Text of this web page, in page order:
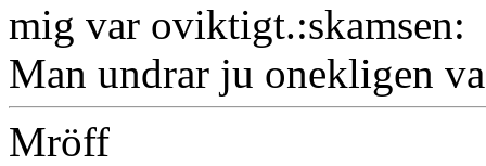
mig var oviktigt.:skamsen:
Man undrar ju onekligen
Mröff